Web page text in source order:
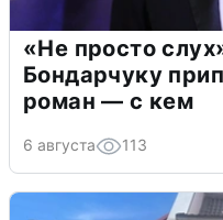
«Не просто
Бондарчуку
роман — с кем
6 августа 113